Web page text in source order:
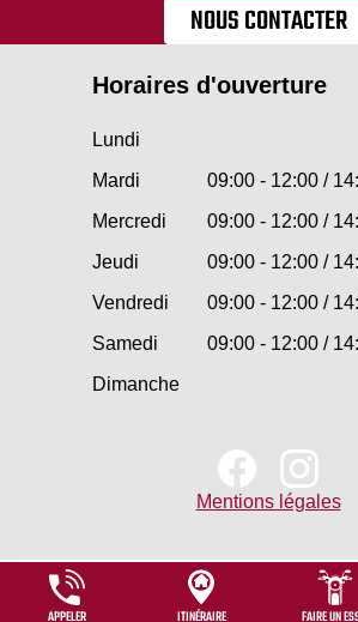
NOUS CONTACTER
Horaires d'ouverture
Lundi
Mardi
09:00 - 12:00 /
Mercredi
09:00 - 12:00 /
Jeudi
09:00 - 12:00 /
Vendredi
09:00 - 12:00 /
Samedi
09:00 - 12:00 /
Dimanche
Mentions légales
APPELER ITINÉRAIRE FAIRE UN